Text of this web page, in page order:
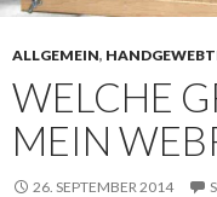
ALLGEMEIN,
WELCHE
EIN
26. SEPTEMBER 2014